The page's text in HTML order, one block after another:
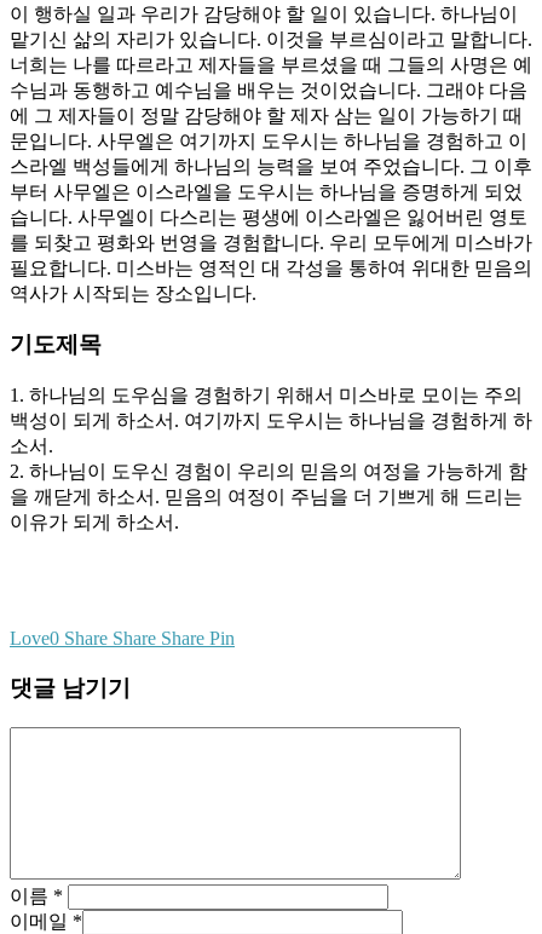
이 행하실 일과 우리가 감당해야 할 일이 있습니다. 하나님이
맡기신 삶의 자리가 있습니다. 이것을 부르심이라고 말합니다.
너희는 나를 따르라고 제자들을 부르셨을 때 그들의 사명은 예
수님과 동행하고 예수님을 배우는 것이었습니다. 그래야 다음
에 그 제자들이 정말 감당해야 할 제자 삼는 일이 가능하기 때
문입니다. 사무엘은 여기까지 도우시는 하나님을 경험하고 이
스라엘 백성들에게 하나님의 능력을 보여 주었습니다. 그 이후
부터 사무엘은 이스라엘을 도우시는 하나님을 증명하게 되었
습니다. 사무엘이 다스리는 평생에 이스라엘은 잃어버린 영토
를 되찾고 평화와 번영을 경험합니다. 우리 모두에게 미스바가
필요합니다. 미스바는 영적인 대 각성을 통하여 위대한 믿음의
역사가 시작되는 장소입니다.
기도제목
1. 하나님의 도우심을 경험하기 위해서 미스바로 모이는 주의
백성이 되게 하소서. 여기까지 도우시는 하나님을 경험하게 하
소서.
2. 하나님이 도우신 경험이 우리의 믿음의 여정을 가능하게 함
을 깨닫게 하소서. 믿음의 여정이 주님을 더 기쁘게 해 드리는
이유가 되게 하소서.
Love0 Share Share Share Pin
댓글 남기기
이름 *
이메일 *